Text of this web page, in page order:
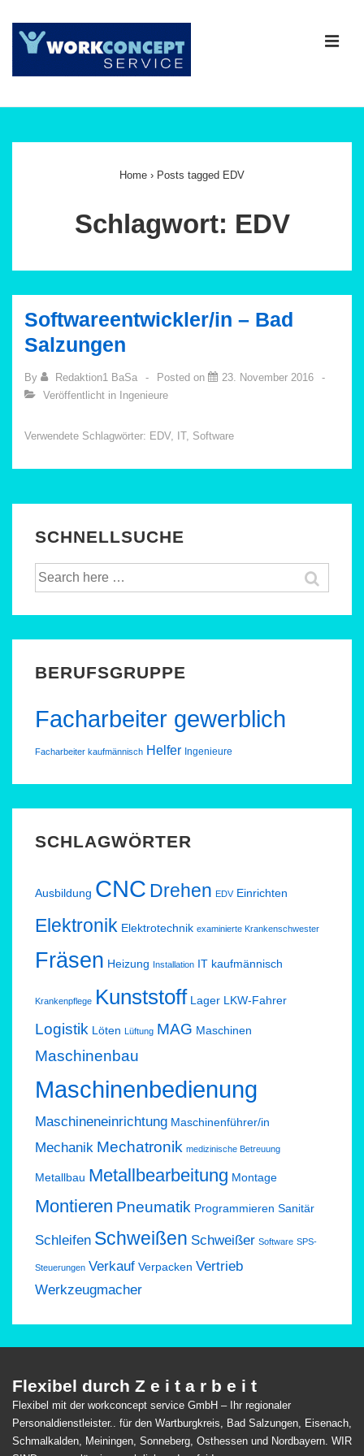
Zum
Inhalt
Navigation
Home › Posts tagged EDV
Schlagwort: EDV
Softwareentwickler/in – Bad
Salzungen
By Redaktion1 BaSa Posted on
23. November 2016
Veröffentlicht in Ingenieure
Verwendete Schlagwörter: EDV, IT, Software
SCHNELLSUCHE
Suche
BERUFSGRUPPE
Facharbeiter gewerblich
Facharbeiter kaufmännisch Helfer Ingenieure
SCHLAGWÖRTER
Ausbildung CNC Drehen EDV Einrichten
Elektronik Elektrotechnik examinierte Krankenschwester
Fräsen Heizung Installation IT kaufmännisch
Krankenpflege Kunststoff Lager LKW-Fahrer
Logistik Löten Lüftung MAG Maschinen
Maschinenbau
Maschinenbedienung
Maschineneinrichtung Maschinenführer/in
Mechanik Mechatronik medizinische Betreuung
Metallbau Metallbearbeitung Montage
Montieren Pneumatik Programmieren Sanitär
Schleifen Schweißen Schweißer Software SPS-
Steuerungen Verkauf Verpacken Vertrieb
Werkzeugmacher
Flexibel durch Z e i t a r b e i t
Flexibel mit der workconcept service GmbH – Ihr regionaler
Personaldienstleister.. für den Wartburgkreis, Bad Salzungen, Eisenach,
Schmalkalden, Meiningen, Sonneberg, Osthessen und Nordbayern. WIR